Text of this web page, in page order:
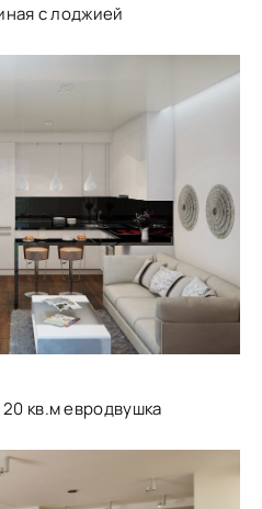
с лоджией
кв.м евродвушка